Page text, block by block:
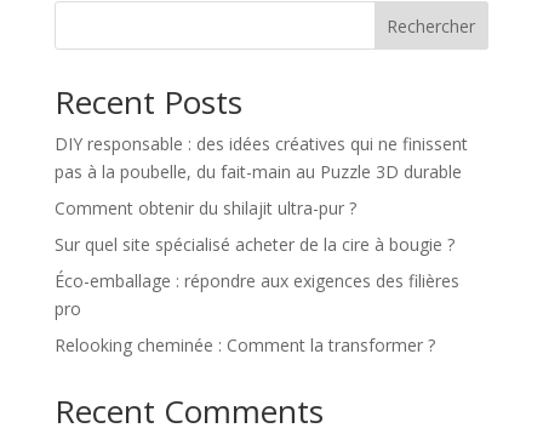
Rechercher
Recent Posts
DIY responsable : des idées créatives qui ne finissent
pas à la poubelle, du fait-main au Puzzle 3D durable
Comment obtenir du shilajit ultra-pur ?
Sur quel site spécialisé acheter de la cire à bougie ?
Éco-emballage : répondre aux exigences des filières
pro
Relooking cheminée : Comment la transformer ?
Recent Comments